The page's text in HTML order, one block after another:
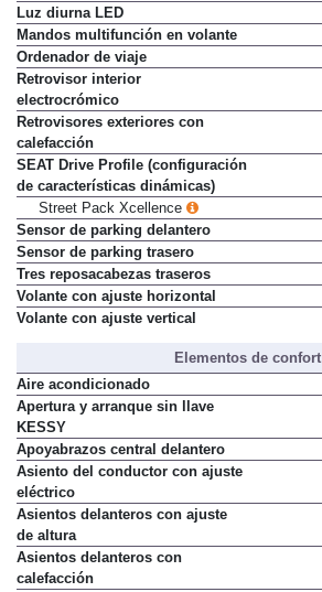
Luz diurna LED
Mandos multifunción en volante
Ordenador de viaje
Retrovisor interior
electrocrómico
Retrovisores exteriores con
calefacción
SEAT Drive Profile (configuración
de características dinámicas)
Street Pack Xcellence
Sensor de parking delantero
Sensor de parking trasero
Tres reposacabezas traseros
Volante con ajuste horizontal
Volante con ajuste vertical
Elementos de confort
Aire acondicionado
Apertura y arranque sin llave
KESSY
Apoyabrazos central delantero
Asiento del conductor con ajuste
eléctrico
Asientos delanteros con ajuste
de altura
Asientos delanteros con
calefacción